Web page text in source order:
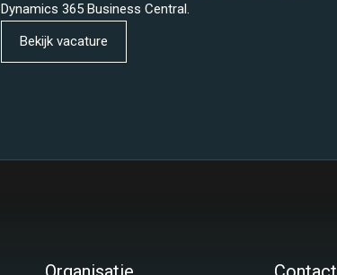
Dynamics 365 Business Central.
Bekijk vacature